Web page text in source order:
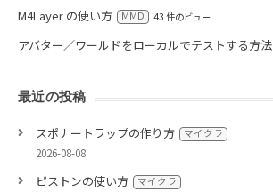
M4Layer の使い方 MMD 43 件のビュー
アバター／ワールドをローカルでテストする方法
最近の投稿
スポナートラップの作り方 マイクラ
2026-08-08
ピストンの使い方 マイクラ